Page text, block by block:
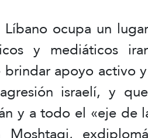
ocupa un
y mediáticos
apoyo activo
israelí, y
y a todo el «eje de